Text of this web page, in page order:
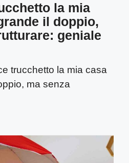
la mia
il doppio,
geniale
trucchetto la mia casa
ma senza